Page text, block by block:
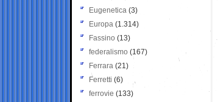
Eugenetica (3)
Europa (1.314)
Fassino (13)
federalismo (167)
Ferrara (21)
Ferretti (6)
ferrovie (133)